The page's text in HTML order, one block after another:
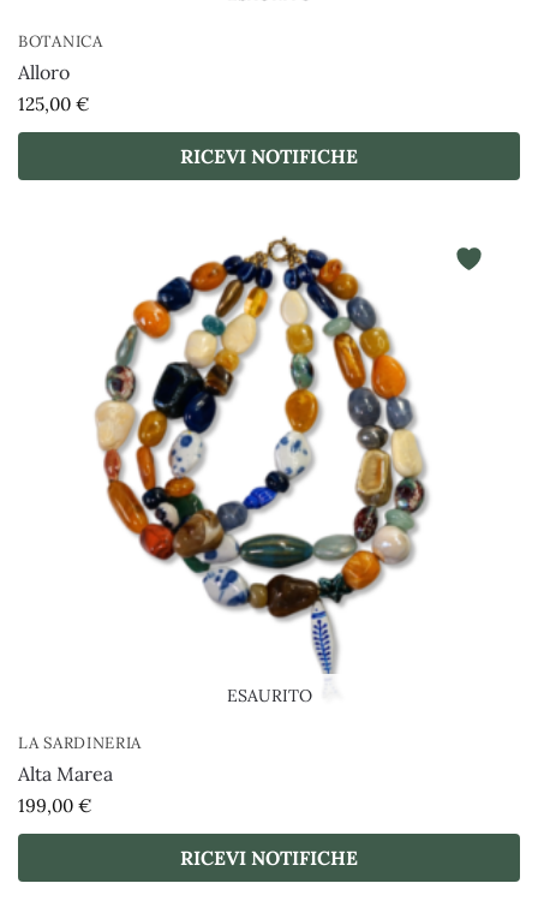
BOTANICA
Alloro
125,00 €
RICEVI NOTIFICHE
ESAURITO
LA SARDINERIA
Alta Marea
199,00 €
RICEVI NOTIFICHE